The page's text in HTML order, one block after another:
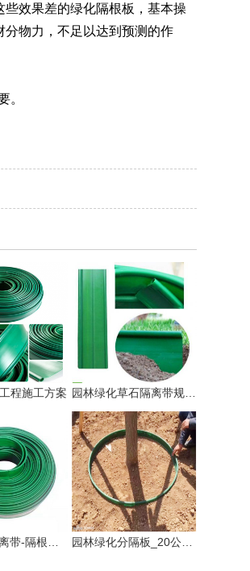
效果差的绿化隔根板，基本操
物力，不足以达到预测的作
。
程施工方案 园林绿化草石隔离带规格有几种!
河北草石隔离带-隔根板使用方法! 园林绿化分隔板_20公分草石隔离带厂家供应